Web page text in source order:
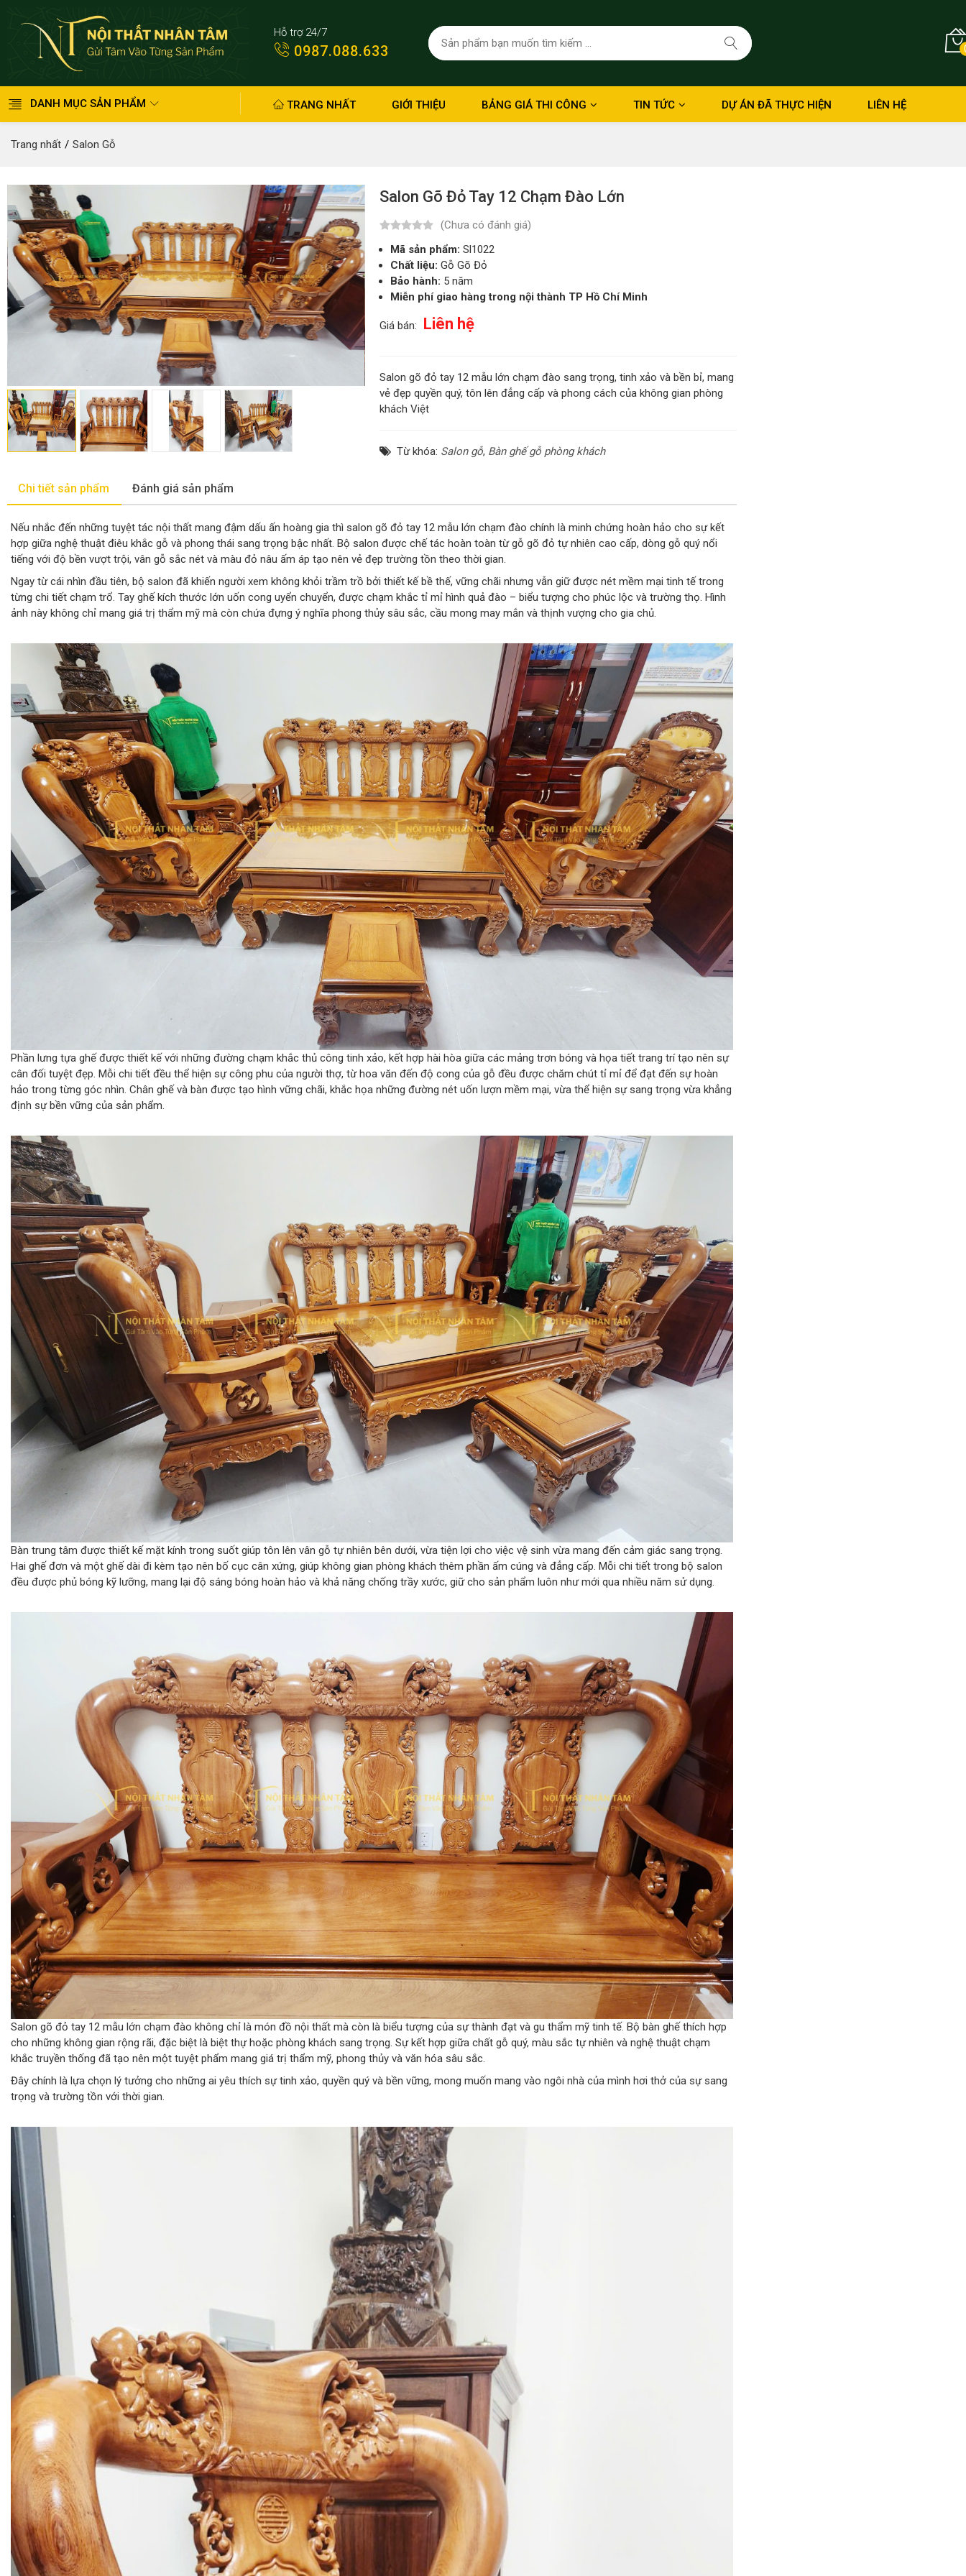
Hỗ trợ 24/7
0987.088.633
DANH MỤC SẢN PHẨM TRANG NHẤT GIỚI THIỆU BẢNG GIÁ THI CÔNG TIN TỨC DỰ ÁN ĐÃ THỰC HIỆN LIÊN HỆ
Trang nhất Salon Gỗ
Salon Gõ Đỏ Tay 12 Chạm Đào Lớn
(Chưa có đánh giá)
Mã sản phẩm: Sl1022
Chất liệu: Gỗ Gõ Đỏ
Bảo hành: 5 năm
Miễn phí giao hàng trong nội thành TP Hồ Chí Minh
Giá bán: Liên hệ
Salon gõ đỏ tay 12 mẫu lớn chạm đào sang trọng, tinh xảo và bền bỉ, mang
vẻ đẹp quyền quý, tôn lên đẳng cấp và phong cách của không gian phòng
khách Việt
Từ khóa: Salon gỗ, Bàn ghế gỗ phòng khách
Chi tiết sản phẩm Đánh giá sản phẩm
Nếu nhắc đến những tuyệt tác nội thất mang đậm dấu ấn hoàng gia thì salon gõ đỏ tay 12 mẫu lớn chạm đào chính là minh chứng hoàn hảo cho sự kết
hợp giữa nghệ thuật điêu khắc gỗ và phong thái sang trọng bậc nhất. Bộ salon được chế tác hoàn toàn từ gỗ gõ đỏ tự nhiên cao cấp, dòng gỗ quý nổi
tiếng với độ bền vượt trội, vân gỗ sắc nét và màu đỏ nâu ấm áp tạo nên vẻ đẹp trường tồn theo thời gian.
Ngay từ cái nhìn đầu tiên, bộ salon đã khiến người xem không khỏi trầm trồ bởi thiết kế bề thế, vững chãi nhưng vẫn giữ được nét mềm mại tinh tế trong
từng chi tiết chạm trổ. Tay ghế kích thước lớn uốn cong uyển chuyển, được chạm khắc tỉ mỉ hình quả đào – biểu tượng cho phúc lộc và trường thọ. Hình
ảnh này không chỉ mang giá trị thẩm mỹ mà còn chứa đựng ý nghĩa phong thủy sâu sắc, cầu mong may mắn và thịnh vượng cho gia chủ.
Phần lưng tựa ghế được thiết kế với những đường chạm khắc thủ công tinh xảo, kết hợp hài hòa giữa các mảng trơn bóng và họa tiết trang trí tạo nên sự
cân đối tuyệt đẹp. Mỗi chi tiết đều thể hiện sự công phu của người thợ, từ hoa văn đến độ cong của gỗ đều được chăm chút tỉ mỉ để đạt đến sự hoàn
hảo trong từng góc nhìn. Chân ghế và bàn được tạo hình vững chãi, khắc họa những đường nét uốn lượn mềm mại, vừa thể hiện sự sang trọng vừa khẳng
định sự bền vững của sản phẩm.
Bàn trung tâm được thiết kế mặt kính trong suốt giúp tôn lên vân gỗ tự nhiên bên dưới, vừa tiện lợi cho việc vệ sinh vừa mang đến cảm giác sang trọng.
Hai ghế đơn và một ghế dài đi kèm tạo nên bố cục cân xứng, giúp không gian phòng khách thêm phần ấm cúng và đẳng cấp. Mỗi chi tiết trong bộ salon
đều được phủ bóng kỹ lưỡng, mang lại độ sáng bóng hoàn hảo và khả năng chống trầy xước, giữ cho sản phẩm luôn như mới qua nhiều năm sử dụng.
Salon gõ đỏ tay 12 mẫu lớn chạm đào không chỉ là món đồ nội thất mà còn là biểu tượng của sự thành đạt và gu thẩm mỹ tinh tế. Bộ bàn ghế thích hợp
cho những không gian rộng rãi, đặc biệt là biệt thự hoặc phòng khách sang trọng. Sự kết hợp giữa chất gỗ quý, màu sắc tự nhiên và nghệ thuật chạm
khắc truyền thống đã tạo nên một tuyệt phẩm mang giá trị thẩm mỹ, phong thủy và văn hóa sâu sắc.
Đây chính là lựa chọn lý tưởng cho những ai yêu thích sự tinh xảo, quyền quý và bền vững, mong muốn mang vào ngôi nhà của mình hơi thở của sự sang
trọng và trường tồn với thời gian.